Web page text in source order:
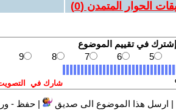
الحوار المتمدن (0
)
| ارسل هذا الموضوع الى صديق |حفظ -